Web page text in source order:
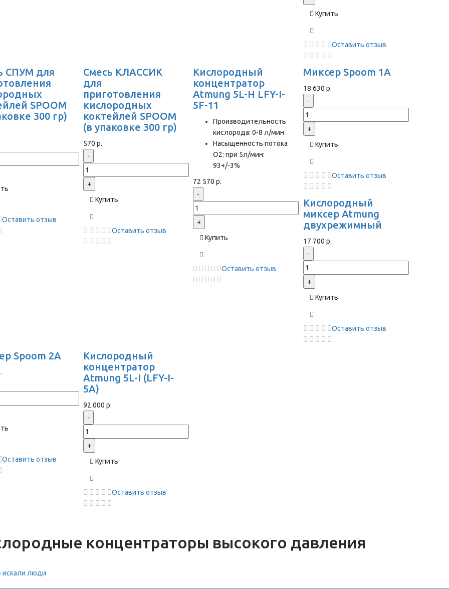
Купить
Оставить отзыв
СПУМ для
SPOOM
300 гр)
Оставить отзыв
Смесь КЛАССИК
для
приготовления
кислородных
коктейлей SPOOM
(в упаковке 300 гр)
570 р.
-
+
Купить
Оставить отзыв
Кислородный
концентратор
Atmung 5L-H LFY-I-
5F-11
Производительность
кислорода: 0-8 л/мин
Насыщенность потока
О2: при 5л/мин:
93+/-3%
72 570 р.
-
+
Купить
Оставить отзыв
Миксер Spoom 1A
18 630 р.
-
+
Купить
Оставить отзыв
Кислородный
миксер Atmung
двухрежимный
17 700 р.
-
+
Купить
Оставить отзыв
Spoom 2A
Оставить отзыв
Кислородный
концентратор
Atmung 5L-I (LFY-I-
5A)
92 000 р.
-
+
Купить
Оставить отзыв
концентраторы высокого давления
искали люди